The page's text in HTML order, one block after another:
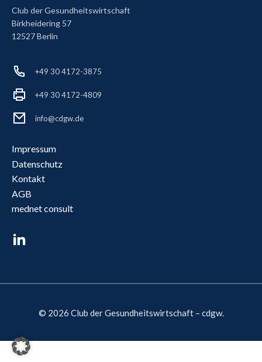
Club der Gesundheitswirtschaft
Birkheidering 57
12527 Berlin
+49 30 4172-3875
+49 30 4172-4809
info@cdgw.de
Impressum
Datenschutz
Kontakt
AGB
mednet consult
© 2026 Club der Gesundheitswirtschaft – cdgw.